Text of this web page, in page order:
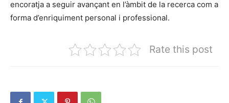
encoratja a seguir avançant en l’àmbit de la recerca com a
forma d’enriquiment personal i professional.
Rate this post